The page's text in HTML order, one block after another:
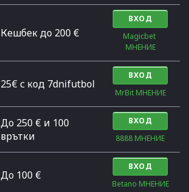
Кешбек до 200 €
ВХОД
Magicbet
МНЕНИЕ
25€ с код 7dnifutbol
ВХОД
MrBit МНЕНИЕ
До 250 € и 100
врътки
ВХОД
8888 МНЕНИЕ
Дo 100 €
ВХОД
Betano МНЕНИЕ